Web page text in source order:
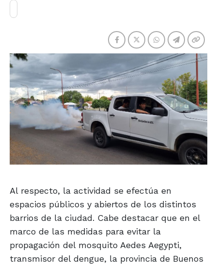
Al respecto, la actividad se efectúa en
espacios públicos y abiertos de los distintos
barrios de la ciudad. Cabe destacar que en el
marco de las medidas para evitar la
propagación del mosquito Aedes Aegypti,
transmisor del dengue, la provincia de Buenos